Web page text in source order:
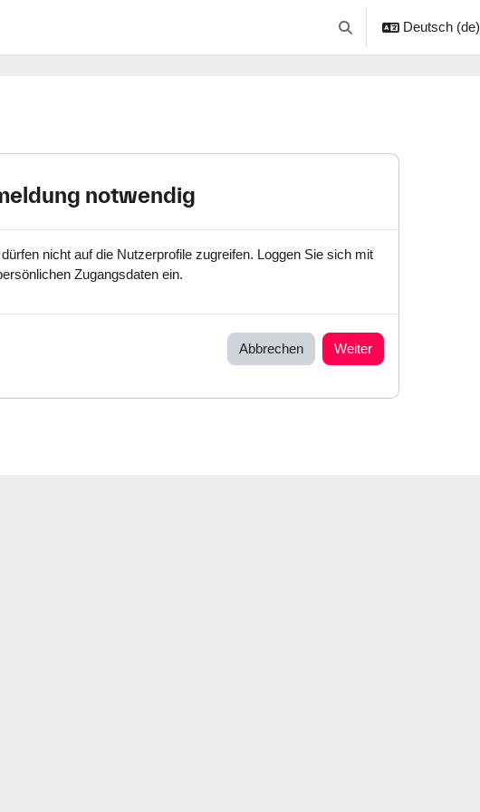
Sucheingabe umschalten
Deutsch ‎(de)‎
notwendig
nicht auf die Nutzerprofile zugreifen. Loggen Sie sich mit
Zugangsdaten ein.
Abbrechen Weiter